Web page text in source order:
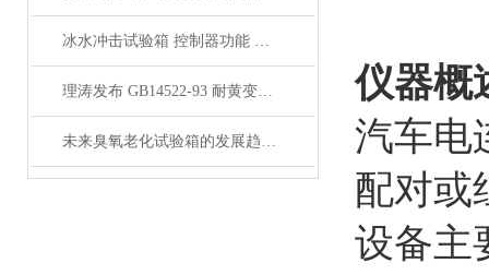
冰水冲击试验箱 控制器功能 安全保护系统 上海理涛发布
理涛发布 GB14522-93 耐黄变试验箱 温度控制 湿度控制
未来臭氧老化试验箱的发展趋势是什么？
仪器概
汽车电
配对或
设备主